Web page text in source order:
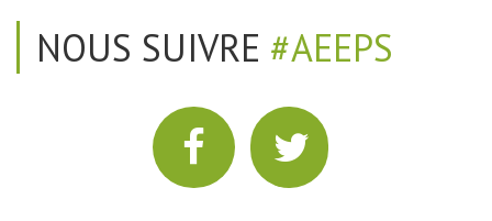
NOUS SUIVRE #AEEPS